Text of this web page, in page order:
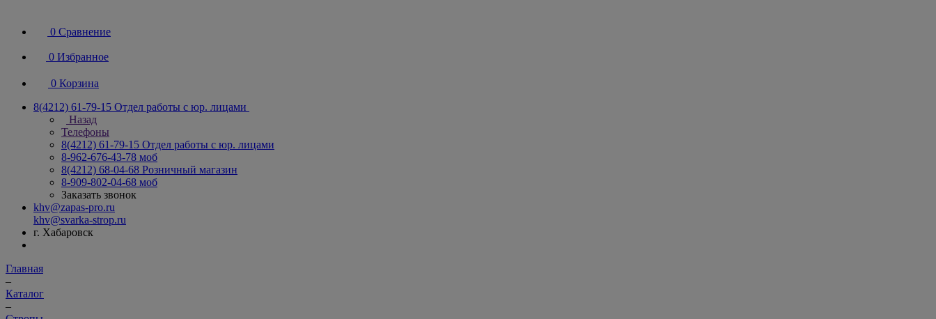
0 Сравнение
0 Избранное
0 Корзина
8(4212) 61-79-15 Отдел работы с юр. лицами
Назад
Телефоны
8(4212) 61-79-15 Отдел работы с юр. лицами
8-962-676-43-78 моб
8(4212) 68-04-68 Розничный магазин
8-909-802-04-68 моб
Заказать звонок
khv@zapas-pro.ru
khv@svarka-strop.ru
г. Хабаровск
Главная
–
Каталог
–